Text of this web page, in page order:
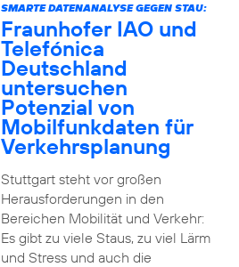
SMARTE DATENANALYSE GEGEN STAU:
Fraunhofer IAO und
Telefónica
Deutschland
untersuchen
Potenzial von
Mobilfunkdaten für
Verkehrsplanung
Stuttgart steht vor großen
Herausforderungen in den
Bereichen Mobilität und Verkehr:
Es gibt zu viele Staus, zu viel Lärm
und Stress und auch die